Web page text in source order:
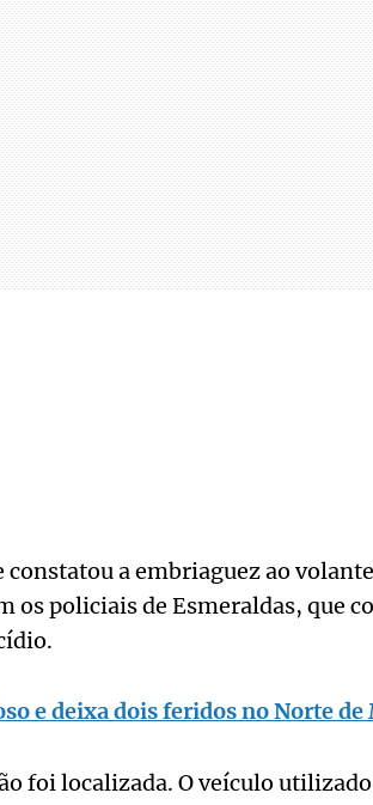
a embriaguez ao
os policiais de Esmeraldas, que
e deixa dois feridos no Norte de
foi localizada. O veículo